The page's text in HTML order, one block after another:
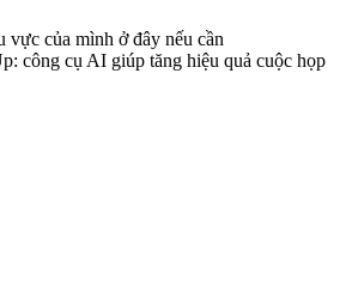
vực của mình ở đây nếu cần
công cụ AI giúp tăng hiệu quả cuộc họp